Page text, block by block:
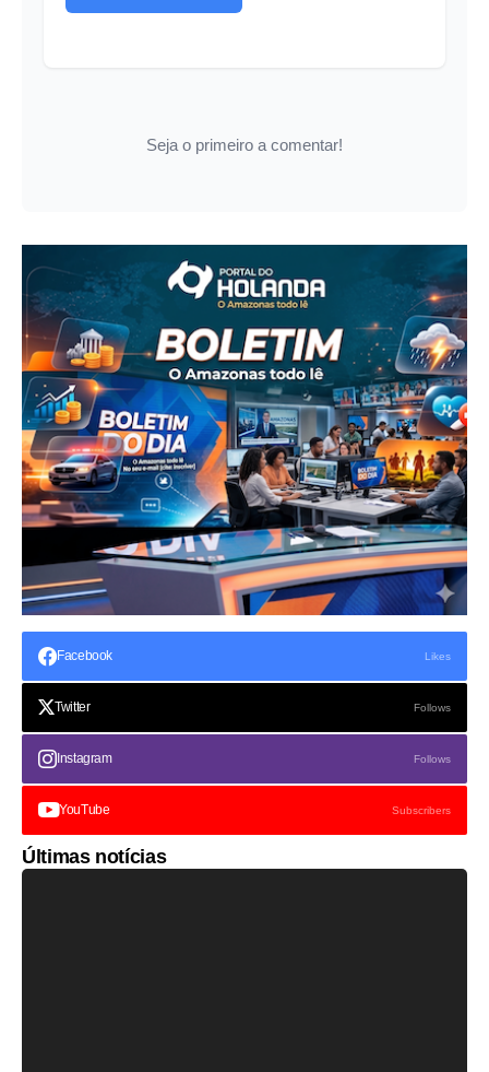
Seja o primeiro a comentar!
Facebook Likes
Twitter Follows
Instagram Follows
YouTube Subscribers
Últimas notícias